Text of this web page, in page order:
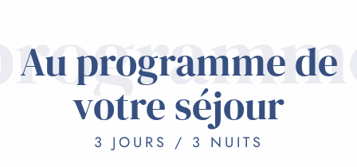
Au programme de
votre séjour
3 JOURS / 3 NUITS